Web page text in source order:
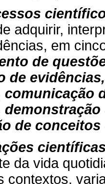
adquirir,
em
de
de
de
da vida
contextos,